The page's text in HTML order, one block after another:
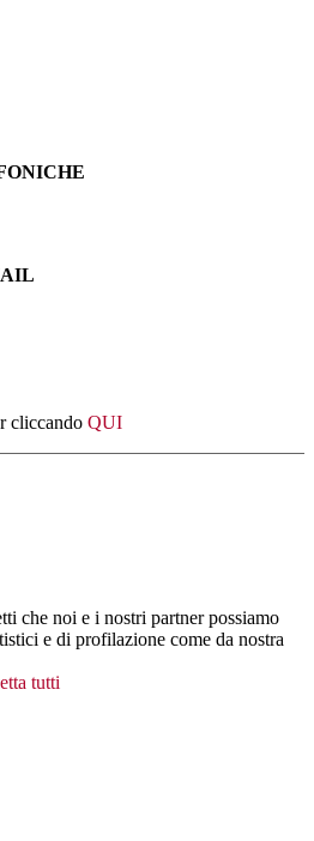
cliccando QUI
che noi e i nostri partner possiamo
e di profilazione come da nostra
tutti